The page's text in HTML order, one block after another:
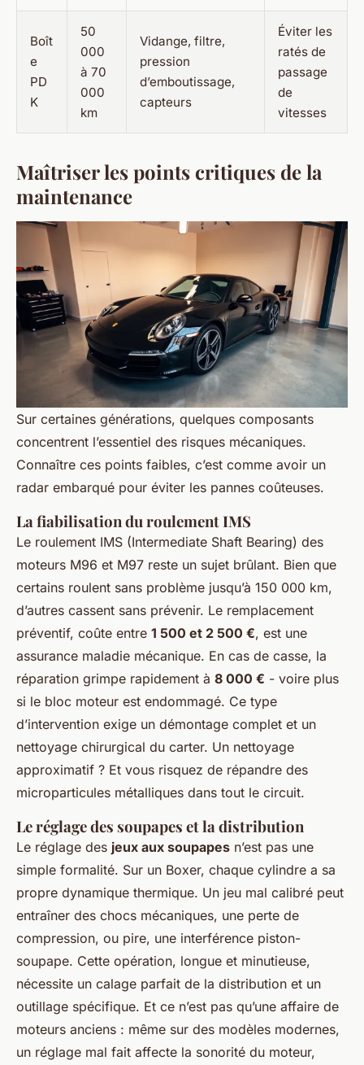
Boît
e
PD
K
50
000
à 70
000
km
Vidange, filtre,
pression
d’emboutissage,
capteurs
Éviter les
ratés de
passage
de
vitesses
Maîtriser les points critiques de la
maintenance
Sur certaines générations, quelques composants
concentrent l’essentiel des risques mécaniques.
Connaître ces points faibles, c’est comme avoir un
radar embarqué pour éviter les pannes coûteuses.
La fiabilisation du roulement IMS
Le roulement IMS (Intermediate Shaft Bearing) des
moteurs M96 et M97 reste un sujet brûlant. Bien que
certains roulent sans problème jusqu’à 150 000 km,
d’autres cassent sans prévenir. Le remplacement
préventif, coûte entre 1 500 et 2 500 €, est une
assurance maladie mécanique. En cas de casse, la
réparation grimpe rapidement à 8 000 € - voire plus
si le bloc moteur est endommagé. Ce type
d’intervention exige un démontage complet et un
nettoyage chirurgical du carter. Un nettoyage
approximatif ? Et vous risquez de répandre des
microparticules métalliques dans tout le circuit.
Le réglage des soupapes et la distribution
Le réglage des jeux aux soupapes n’est pas une
simple formalité. Sur un Boxer, chaque cylindre a sa
propre dynamique thermique. Un jeu mal calibré peut
entraîner des chocs mécaniques, une perte de
compression, ou pire, une interférence piston-
soupape. Cette opération, longue et minutieuse,
nécessite un calage parfait de la distribution et un
outillage spécifique. Et ce n’est pas qu’une affaire de
moteurs anciens : même sur des modèles modernes,
un réglage mal fait affecte la sonorité du moteur,